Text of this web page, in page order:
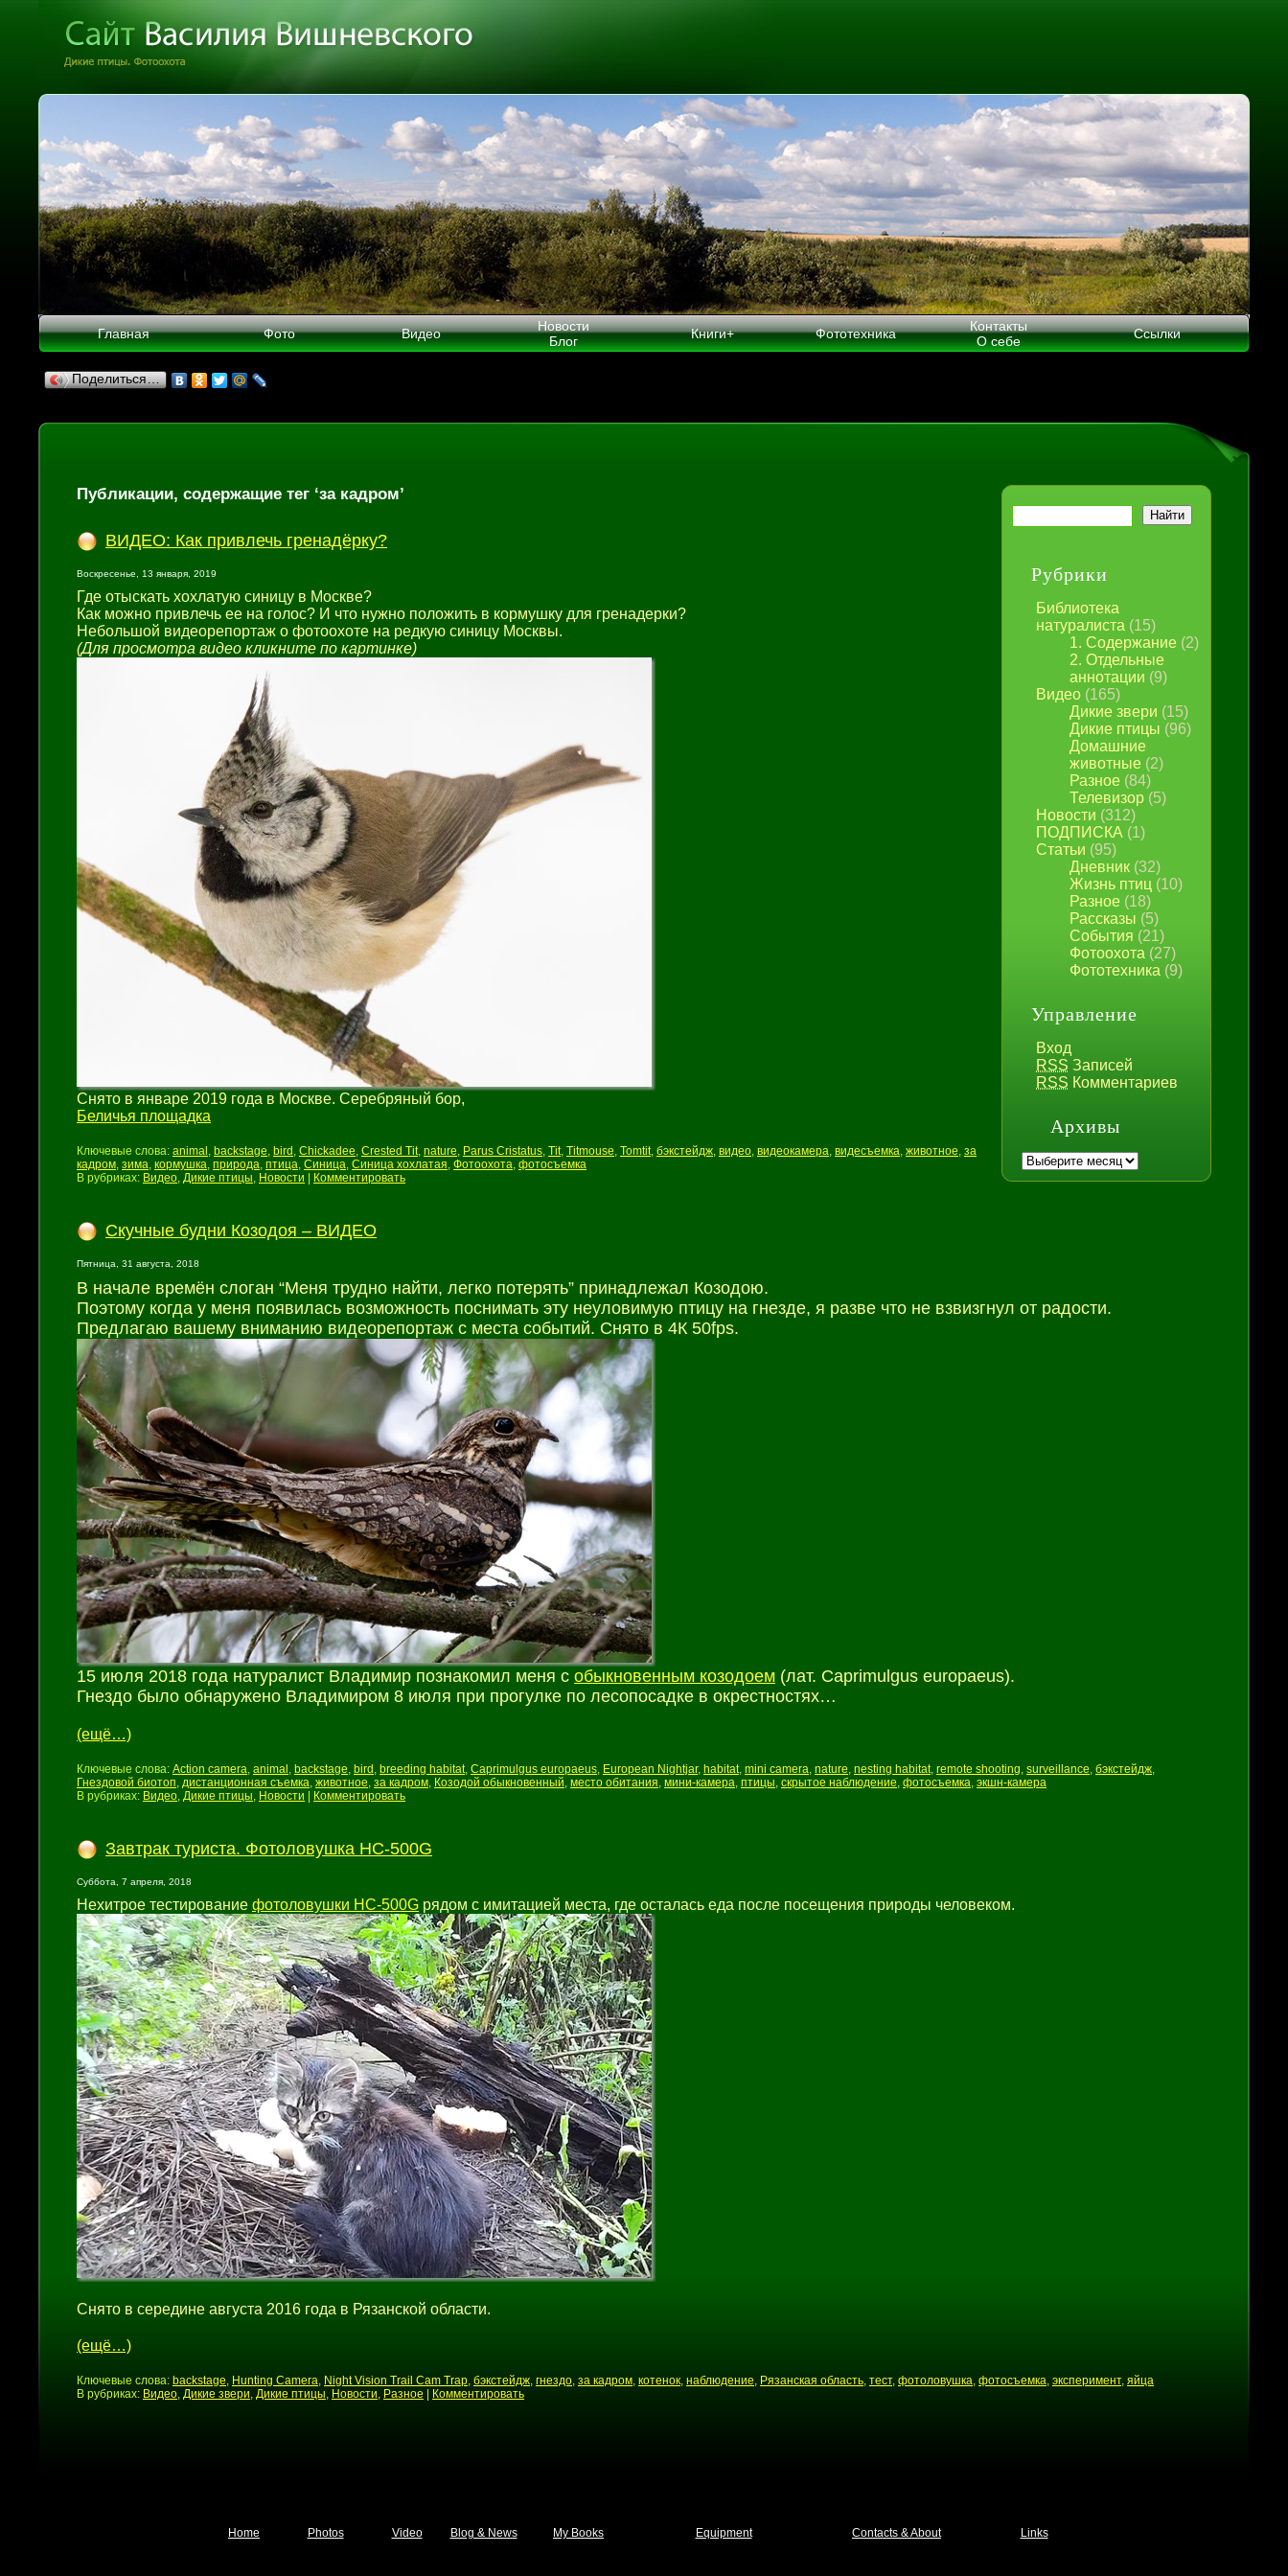
Главная Фото Видео
Новости
Блог
Книги+ Фототехника
Контакты
О себе
Ссылки
Поделиться…
Рубрики
Библиотека
натуралиста (15)
1. Содержание (2)
2. Отдельные
аннотации (9)
Видео (165)
Дикие звери (15)
Дикие птицы (96)
Домашние
животные (2)
Разное (84)
Телевизор (5)
Новости (312)
ПОДПИСКА (1)
Статьи (95)
Дневник (32)
Жизнь птиц (10)
Разное (18)
Рассказы (5)
События (21)
Фотоохота (27)
Фототехника (9)
Управление
Вход
RSS Записей
RSS Комментариев
Архивы
Публикации, содержащие тег ‘за кадром’
ВИДЕО: Как привлечь гренадёрку?
Воскресенье, 13 января, 2019
Где отыскать хохлатую синицу в Москве?
Как можно привлечь ее на голос? И что нужно положить в кормушку для гренадерки?
Небольшой видеорепортаж о фотоохоте на редкую синицу Москвы.
(Для просмотра видео кликните по картинке)
Снято в январе 2019 года в Москве. Серебряный бор,
Беличья площадка
Ключевые слова: animal , backstage, bird , Chickadee, Crested Tit, nature, Parus Cristatus, Tit, Titmouse, Tomtit, бэкстейдж, видео, видеокамера, видесъемка, животное, за
кадром, зима, кормушка, природа, птица, Синица, Синица хохлатая, Фотоохота, фотосъемка
В рубриках: Видео, Дикие птицы, Новости Комментировать
Скучные будни Козодоя – ВИДЕО
Пятница, 31 августа, 2018
В начале времён слоган “Меня трудно найти, легко потерять” принадлежал Козодою.
Поэтому когда у меня появилась возможность поснимать эту неуловимую птицу на гнезде, я разве что не взвизгнул от радости.
Предлагаю вашему вниманию видеорепортаж с места событий. Снято в 4К 50fps.
15 июля 2018 года натуралист Владимир познакомил меня с обыкновенным козодоем (лат. Caprimulgus europaeus).
Гнездо было обнаружено Владимиром 8 июля при прогулке по лесопосадке в окрестностях…
(ещё…)
Ключевые слова: Action camera, animal , backstage, bird , breeding habitat, Caprimulgus europaeus, European Nightjar, habitat, mini camera, nature, nesting habitat, remote shooting, surveillance, бэкстейдж,
Гнездовой биотоп, дистанционная съемка, животное, за кадром, Козодой обыкновенный, место обитания, мини-камера, птицы, скрытое наблюдение, фотосъемка, экшн-камера
В рубриках: Видео, Дикие птицы, Новости Комментировать
Завтрак туриста. Фотоловушка HC-500G
Суббота, 7 апреля, 2018
Нехитрое тестирование фотоловушки HC-500G рядом с имитацией места, где осталась еда после посещения природы человеком.
Снято в середине августа 2016 года в Рязанской области.
(ещё…)
Ключевые слова: backstage, Hunting Camera, Night Vision Trail Cam Trap, бэкстейдж, гнездо, за кадром, котенок, наблюдение, Рязанская область, тест, фотоловушка, фотосъемка, эксперимент, яйца
В рубриках: Видео, Дикие звери, Дикие птицы, Новости, Разное Комментировать
Home Photos Video Blog & News My Books Equipment Contacts & About Links